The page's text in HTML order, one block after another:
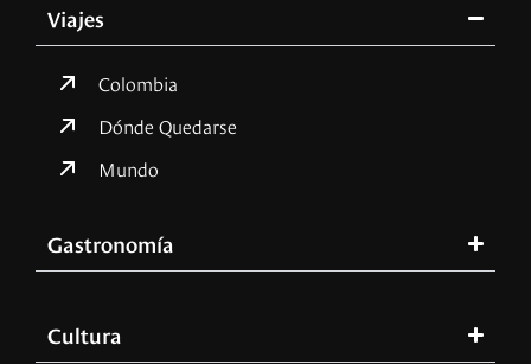
Viajes
Colombia
Dónde Quedarse
Mundo
Gastronomía
Cultura